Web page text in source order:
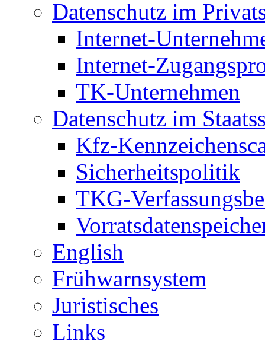
Datenschutz im
Internet-
Internet-
TK-Unternehmen
Datenschutz im
Kfz-
Sicherheitspolitik
TKG-
English
Frühwarnsystem
Juristisches
Links